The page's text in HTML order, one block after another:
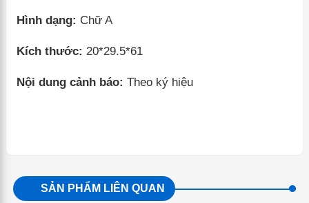
Hình dạng: Chữ A
Kích thước:20*29.5*61
Nội dung cảnh báo:Theo ký hiệu
SẢN PHẨM LIÊN QUAN